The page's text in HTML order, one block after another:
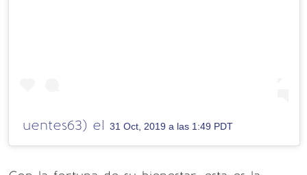
uentes63) el 31 Oct, 2019 a las 1:49 PDT